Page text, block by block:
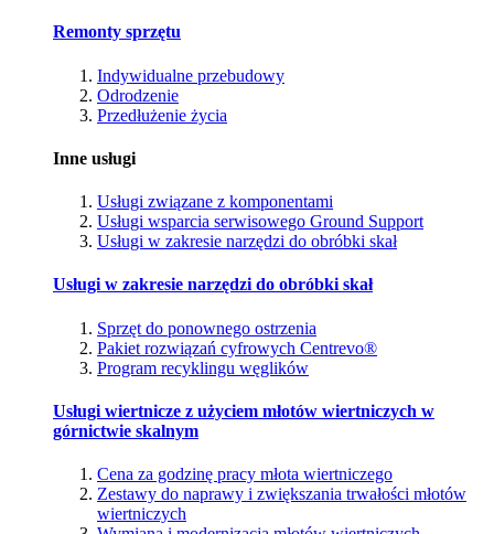
Remonty sprzętu
Indywidualne przebudowy
Odrodzenie
Przedłużenie życia
Inne usługi
Usługi związane z komponentami
Usługi wsparcia serwisowego Ground Support
Usługi w zakresie narzędzi do obróbki skał
Usługi w zakresie narzędzi do obróbki skał
Sprzęt do ponownego ostrzenia
Pakiet rozwiązań cyfrowych Centrevo®
Program recyklingu węglików
Usługi wiertnicze z użyciem młotów wiertniczych w
górnictwie skalnym
Cena za godzinę pracy młota wiertniczego
Zestawy do naprawy i zwiększania trwałości młotów
wiertniczych